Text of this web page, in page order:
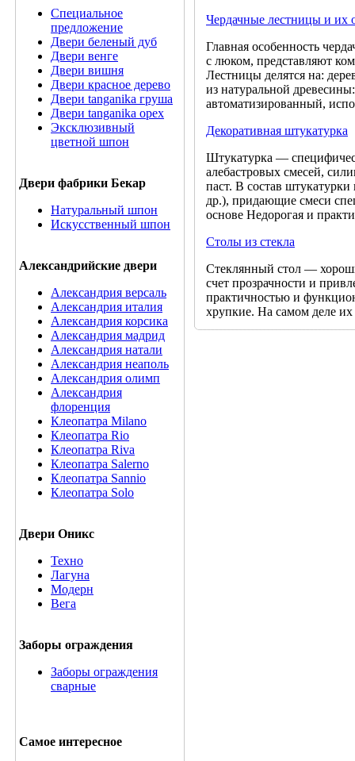
Специальное
предложение
Двери беленый дуб
Двери венге
Двери вишня
Двери красное дерево
Двери tanganika груша
Двери tanganika oрех
Эксклюзивный
цветной шпон
Двери фабрики Бекар
Натуральный шпон
Искусственный шпон
Александрийские двери
Александрия версаль
Александрия италия
Александрия корсика
Александрия мадрид
Александрия натали
Александрия неаполь
Александрия олимп
Александрия
флоренция
Клеопатра Milano
Клеопатра Rio
Клеопатра Riva
Клеопатра Salerno
Клеопатра Sannio
Клеопатра Solo
Двери Оникс
Техно
Лагуна
Модерн
Вега
Заборы ограждения
Заборы ограждения
сварные
Самое интересное
Чердачные лестницы и их
Главная особенность
с люком, представляют
Лестницы делятся на:
из натуральной
автоматизированный,
Декоративная штукатурка
Штукатурка —
алебастровых смесей,
паст. В состав
др.), придающие смеси
основе Недорогая и
Столы из стекла
Стеклянный стол ―
счет прозрачности и
практичностью и
хрупкие. На самом деле их